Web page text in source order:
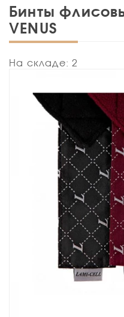
Бинты
VENUS
На складе: 2